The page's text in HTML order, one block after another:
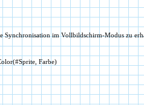
im Vollbildschirm-Modus zu
Farbe)